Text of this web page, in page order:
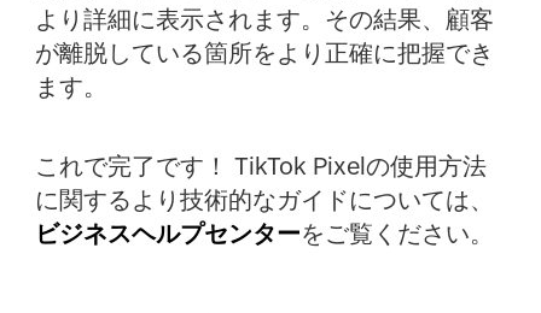
より詳細に表示されます。その結果、顧客
が離脱している箇所をより正確に把握でき
ます。
これで完了です！ TikTok Pixelの使用方法
に関するより技術的なガイドについては、
ビジネスヘルプセンターをご覧ください。